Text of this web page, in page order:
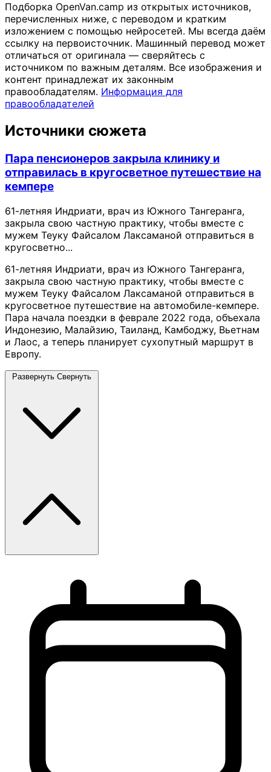
Подборка OpenVan.camp из открытых источников,
перечисленных ниже, с переводом и кратким
изложением с помощью нейросетей. Мы всегда даём
ссылку на первоисточник. Машинный перевод может
отличаться от оригинала — сверяйтесь с
источником по важным деталям. Все изображения и
контент принадлежат их законным
правообладателям. Информация для
правообладателей
Источники сюжета
Пара пенсионеров закрыла клинику и
отправилась в кругосветное путешествие на
кемпере
61-летняя Индриати, врач из Южного Тангеранга,
закрыла свою частную практику, чтобы вместе с
мужем Теуку Файсалом Лаксаманой отправиться в
кругосветно...
61-летняя Индриати, врач из Южного Тангеранга,
закрыла свою частную практику, чтобы вместе с
мужем Теуку Файсалом Лаксаманой отправиться в
кругосветное путешествие на автомобиле-кемпере.
Пара начала поездки в феврале 2022 года, объехала
Индонезию, Малайзию, Таиланд, Камбоджу, Вьетнам
и Лаос, а теперь планирует сухопутный маршрут в
Европу.
Развернуть Свернуть